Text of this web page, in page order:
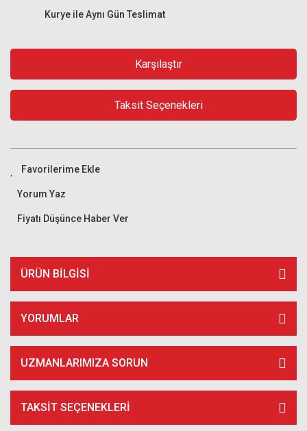
Kurye ile Aynı Gün Teslimat
Karşılaştır
Taksit Seçenekleri
Yorum Yaz
Fiyatı Düşünce Haber Ver
ÜRÜN BILGISI
YORUMLAR
UZMANLARIMIZA SORUN
TAKSIT SEÇENEKLERI